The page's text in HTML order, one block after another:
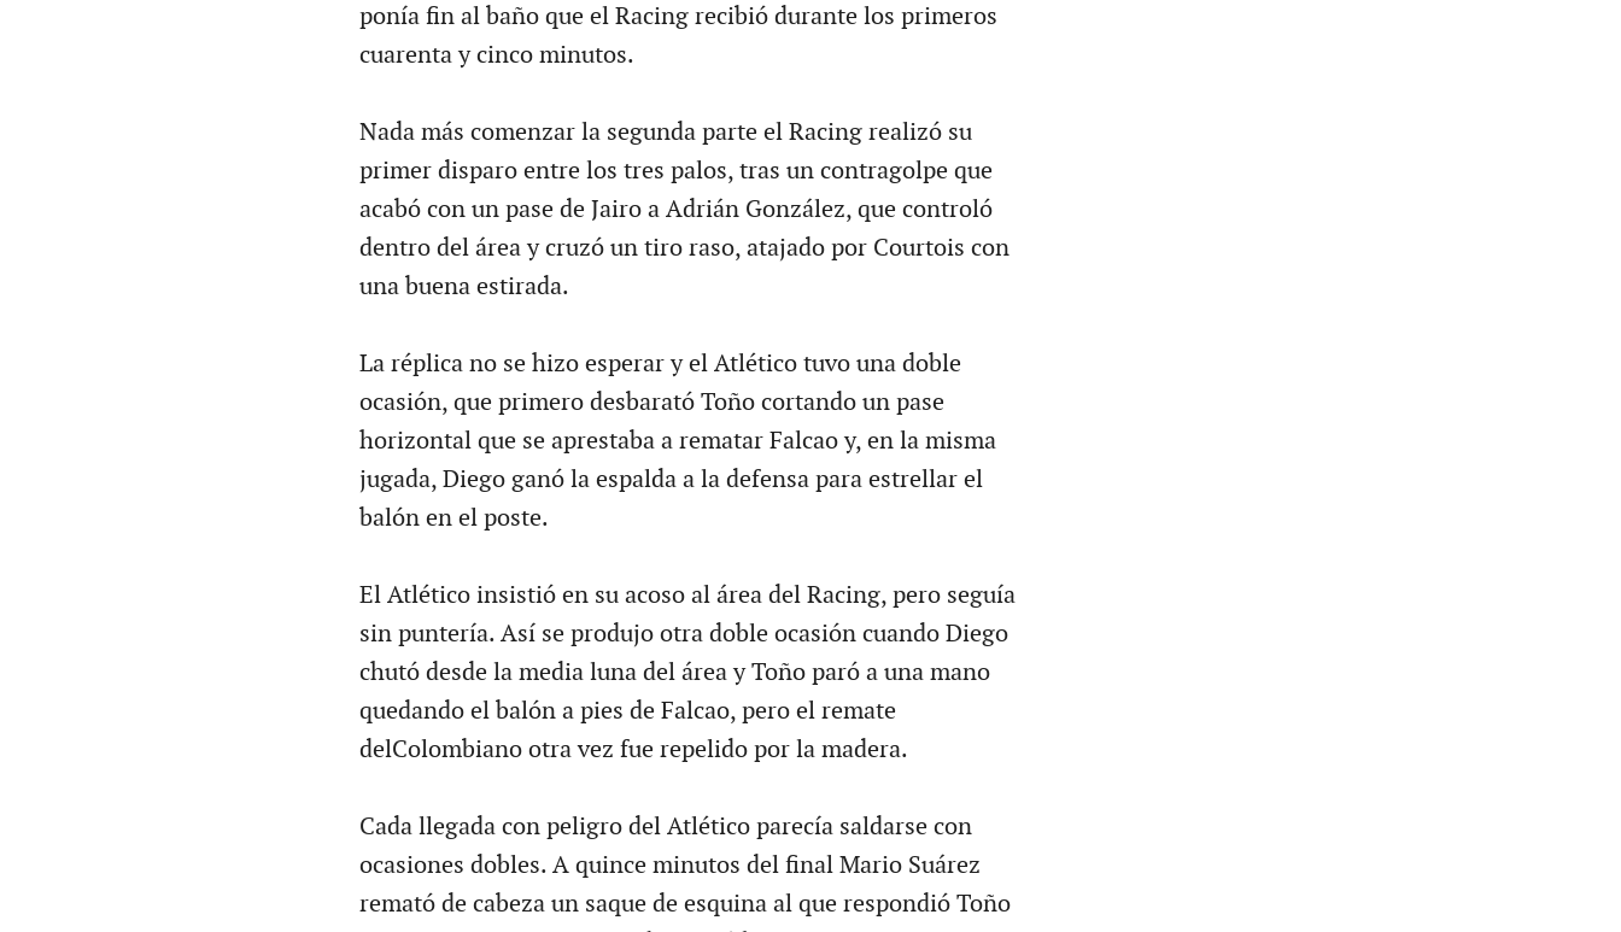
ponía fin al baño que el Racing recibió durante los primeros
cuarenta y cinco minutos.
Nada más comenzar la segunda parte el Racing realizó su
primer disparo entre los tres palos, tras un contragolpe que
acabó con un pase de Jairo a Adrián González, que controló
dentro del área y cruzó un tiro raso, atajado por Courtois con
una buena estirada.
La réplica no se hizo esperar y el Atlético tuvo una doble
ocasión, que primero desbarató Toño cortando un pase
horizontal que se aprestaba a rematar Falcao y, en la misma
jugada, Diego ganó la espalda a la defensa para estrellar el
balón en el poste.
El Atlético insistió en su acoso al área del Racing, pero seguía
sin puntería. Así se produjo otra doble ocasión cuando Diego
chutó desde la media luna del área y Toño paró a una mano
quedando el balón a pies de Falcao, pero el remate
delColombiano otra vez fue repelido por la madera.
Cada llegada con peligro del Atlético parecía saldarse con
ocasiones dobles. A quince minutos del final Mario Suárez
remató de cabeza un saque de esquina al que respondió Toño